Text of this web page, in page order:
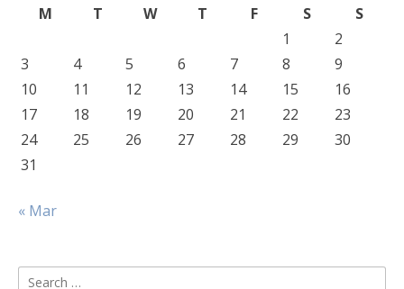
M
T W T F S
S
1
2
3
4 5 6 7 8
9
10
11 12 13 14 15
16
17
18 19 20 21 22
23
24
25 26 27 28 29
30
31
« Mar
Search